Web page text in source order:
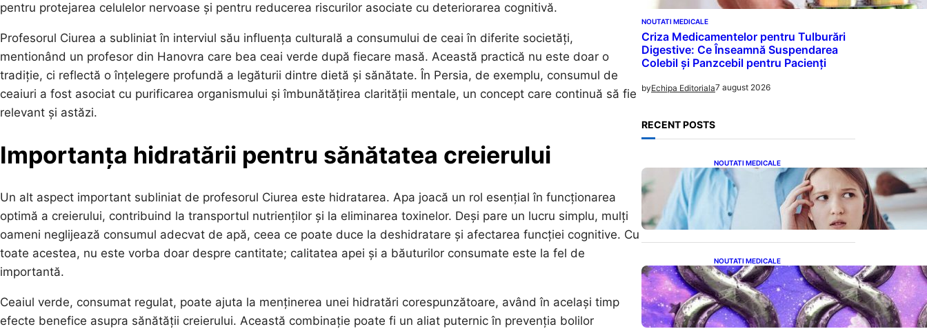
pentru protejarea celulelor nervoase și pentru reducerea riscurilor asociate cu deteriorarea cognitivă.
Profesorul Ciurea a subliniat în interviul său influența culturală a consumului de ceai în diferite societăți,
mentionând un profesor din Hanovra care bea ceai verde după fiecare masă. Această practică nu este doar o
tradiție, ci reflectă o înțelegere profundă a legăturii dintre dietă și sănătate. În Persia, de exemplu, consumul de
ceaiuri a fost asociat cu purificarea organismului și îmbunătățirea clarității mentale, un concept care continuă să fie
relevant și astăzi.
Importanța hidratării pentru sănătatea creierului
Un alt aspect important subliniat de profesorul Ciurea este hidratarea. Apa joacă un rol esențial în funcționarea
optimă a creierului, contribuind la transportul nutrienților și la eliminarea toxinelor. Deși pare un lucru simplu, mulți
oameni neglijează consumul adecvat de apă, ceea ce poate duce la deshidratare și afectarea funcției cognitive. Cu
toate acestea, nu este vorba doar despre cantitate; calitatea apei și a băuturilor consumate este la fel de
importantă.
Ceaiul verde, consumat regulat, poate ajuta la menținerea unei hidratări corespunzătoare, având în același timp
efecte benefice asupra sănătății creierului. Această combinație poate fi un aliat puternic în prevenția bolilor
NOUTATI MEDICALE
Criza Medicamentelor pentru Tulburări
Digestive: Ce Înseamnă Suspendarea
Colebil și Panzcebil pentru Pacienți
byEchipa Editoriala7 august 2026
RECENT POSTS
NOUTATI MEDICALE
Impactul Cuvintelor: Cele 7
Fraze Pe Care Părinții Ar
Trebui Să Le Evite Cu Primul
Născut
NOUTATI MEDICALE
Energia Banilor și a
Norocului: Ce să Eviți pe 8
August pentru a Nu Bloca
Fluxul Prosperității